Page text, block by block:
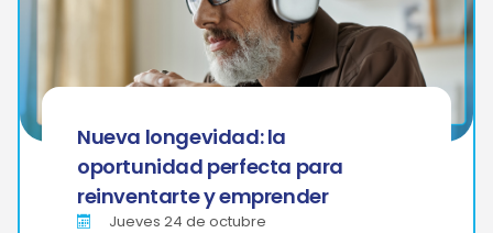
Nueva longevidad: la
oportunidad perfecta para
reinventarte y emprender
Jueves 24 de octubre